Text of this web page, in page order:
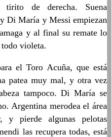
de derecha. Suena
Di María y Messi empiezan
y al final su remate lo
todo violeta.
el Toro Acuña, que está
patea muy mal, y otra vez
tampoco. Di María se
Argentina merodea el área
y pierde algunas pelotas
las recupera todas, está